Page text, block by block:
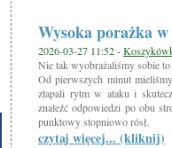
Wysoka porażka
2026-03-27 11:52 -
Nie tak wyobrażaliśmy sobie to
Od pierwszych minut
złapali rytm w ataku i
znaleźć odpowiedzi po obu
punktowy stopniowo rósł.
czytaj więcej... (kliknij)